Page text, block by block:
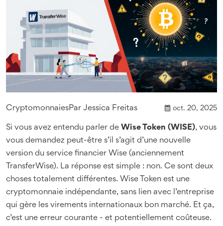
CryptomonnaiesPar Jessica Freitas oct. 20, 2025
Si vous avez entendu parler de Wise Token (WISE), vous
vous demandez peut-être s’il s’agit d’une nouvelle
version du service financier Wise (anciennement
TransferWise). La réponse est simple : non. Ce sont deux
choses totalement différentes. Wise Token est une
cryptomonnaie indépendante, sans lien avec l’entreprise
qui gère les virements internationaux bon marché. Et ça,
c’est une erreur courante - et potentiellement coûteuse.